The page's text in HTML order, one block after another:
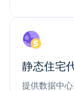
静态住宅
提供数据中